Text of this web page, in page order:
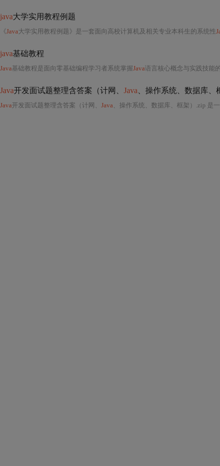
java大学实用教程例题
《Java大学实用教程例题》是一套面向高校计算机及相关专业本科生的系统性
java基础教程
Java基础教程是面向零基础编程学习者系统掌握Java语言核心概念与实践技能的入门级学习资料，其内容设计
Java开发面试题整理含答案（计网、 Java 、操作系统、数据库、
Java开发面试题整理含答案（计网、 Java、操作系统、数据库、框架）.zip 是